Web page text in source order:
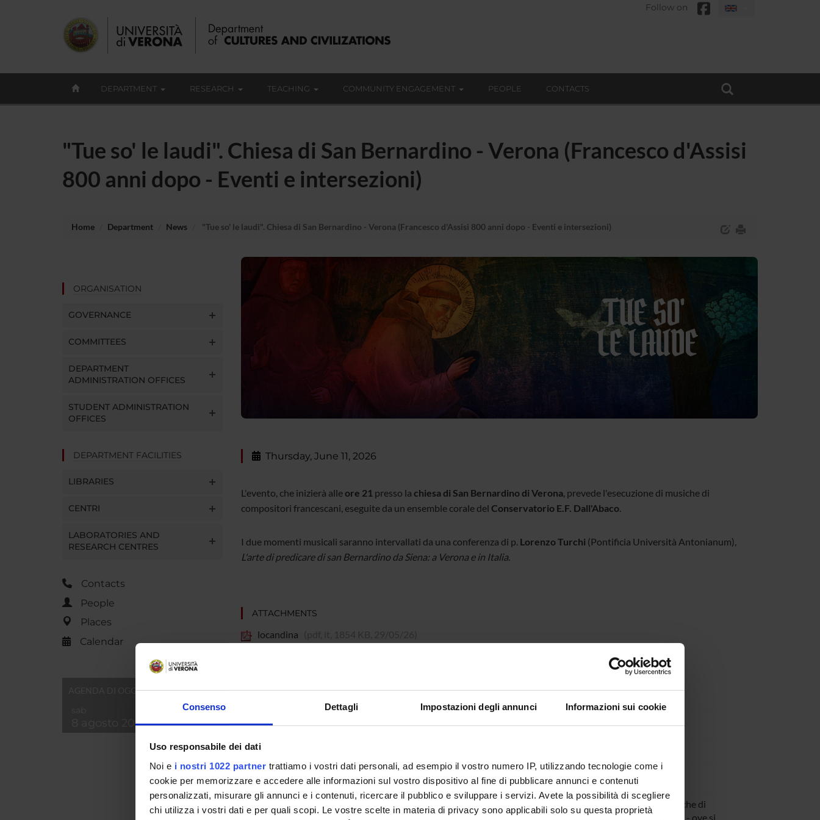
Consenso Dettagli Impostazioni degli annunci Informazioni sui cookie
Uso responsabile dei dati
Noi e i nostri 1022 partner trattiamo i vostri dati personali, ad esempio il vostro numero IP, utilizzando tecnologie come i
cookie per memorizzare e accedere alle informazioni sul vostro dispositivo al fine di pubblicare annunci e contenuti
personalizzati, misurare gli annunci e i contenuti, ricercare il pubblico e sviluppare i servizi. Avete la possibilità di scegliere
chi utilizza i vostri dati e per quali scopi. Le vostre scelte in materia di privacy sono applicabili solo su questa proprietà
Follow on
DEPARTMENT RESEARCH TEACHING COMMUNITY ENGAGEMENT PEOPLE CONTACTS
"Tue so' le laudi". Chiesa di San Bernardino - Verona (Francesco d'Assisi
800 anni dopo - Eventi e intersezioni)
Home Department News "Tue so' le laudi". Chiesa di San Bernardino - Verona (Francesco d'Assisi 800 anni dopo - Eventi e intersezioni)
ORGANISATION
GOVERNANCE
COMMITTEES
DEPARTMENT
ADMINISTRATION OFFICES
STUDENT ADMINISTRATION
OFFICES
DEPARTMENT FACILITIES
LIBRARIES
CENTRI
LABORATORIES AND
RESEARCH CENTRES
Contacts
People
Places
Calendar
AGENDA DI OGGI
8 agosto 2026
Thursday, June 11, 2026
L'evento, che inizierà alleore 21 presso la chiesa di San Bernardino di Verona, prevede l'esecuzione di musiche di
compositori francescani, eseguite da un ensemble corale del Conservatorio E.F. Dall'Abaco.
I due momenti musicali saranno intervallati da una conferenza di p. Lorenzo Turchi (Pontificia Università Antonianum),
L'arte di predicare di san Bernardino da Siena: a Verona e in Italia.
ATTACHMENTS
locandina
Programme Director Mariaclara Rossi
Department
Location
Number of days 1
Goals
L'evento si propone di far conoscere a un pubblico ampio una serie di musiche di
compositori francescani in un luogo - la chiesa di San Bernardino di Verona - ove si